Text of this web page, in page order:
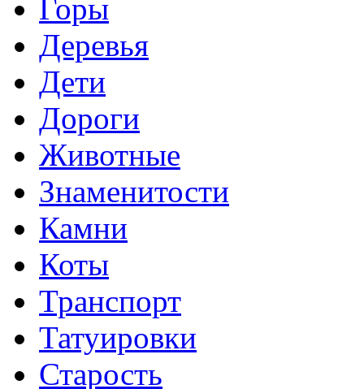
Горы
Деревья
Дети
Дороги
Животные
Знаменитости
Камни
Коты
Транспорт
Татуировки
Старость